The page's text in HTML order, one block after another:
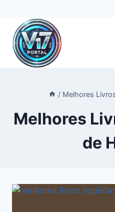
Pular
para
Conteúdo
/ Melhores
Melhores
de